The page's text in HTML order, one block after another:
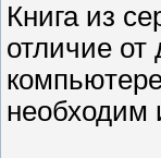
Книга из
отличие
необходим